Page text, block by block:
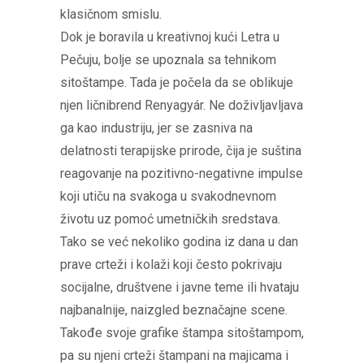
klasičnom smislu.
Dok je boravila u kreativnoj kući Letra u
Pečuju, bolje se upoznala sa tehnikom
sitoštampe. Tada je počela da se oblikuje
njen ličnibrend Renyagyár. Ne doživljavljava
ga kao industriju, jer se zasniva na
delatnosti terapijske prirode, čija je suština
reagovanje na pozitivno-negativne impulse
koji utiču na svakoga u svakodnevnom
životu uz pomoć umetničkih sredstava.
Tako se već nekoliko godina iz dana u dan
prave crteži i kolaži koji često pokrivaju
socijalne, društvene i javne teme ili hvataju
najbanalnije, naizgled beznačajne scene.
Takođe svoje grafike štampa sitoštampom,
pa su njeni crteži štampani na majicama i